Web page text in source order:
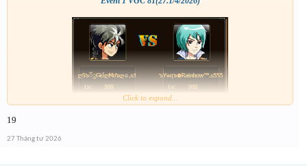
Click to expand...
19
27 Tháng tư 2026